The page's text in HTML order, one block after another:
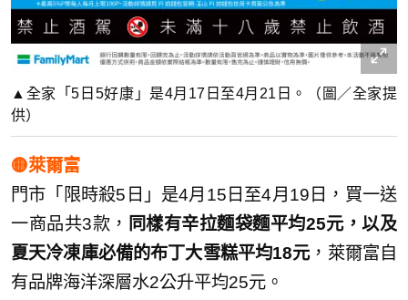
▲全家「5日5好康」是4月17日至4月21日。（圖／全家提
供）
🟡萊爾富
門市「限時殺5日」是4月15日至4月19日，買一送
一商品共3款， 同樣有辛拉麵袋麵平均25元，以及
夏天冷凍庫必備的布丁大雪糕平均18元，萊爾富自
有品牌海洋深層水2公升平均25元。